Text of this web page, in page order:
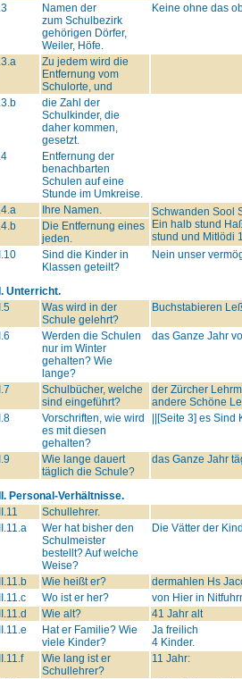
Namen der
zum Schulbezirk
gehörigen Dörfer,
Weiler, Höfe.
Keine ohne das
Zu jedem wird die
Entfernung vom
Schulorte, und
die Zahl der
Schulkinder, die
daher kommen,
gesetzt.
Entfernung der
benachbarten
Schulen auf eine
Stunde im Umkreise.
Ihre Namen.
Schwanden Sool
Ein halb stund
stund und Mitlödi
Die Entfernung eines
jeden.
Sind die Kinder in
Klassen geteilt?
Nein unser
Unterricht.
Was wird in der
Schule gelehrt?
Buchstabieren
Werden die Schulen
nur im Winter
gehalten? Wie
lange?
das Ganze Jahr
Schulbücher, welche
sind eingeführt?
der Zürcher
andere Schöne
Vorschriften, wie wird
es mit diesen
gehalten?
||[Seite 3] es Sind
Wie lange dauert
täglich die Schule?
das Ganze Jahr
Personal-Verhältnisse.
Schullehrer.
Wer hat bisher den
Schulmeister
bestellt? Auf welche
Weise?
Die Vätter der
Wie heißt er?
dermahlen Hs
Wo ist er her?
von Hier in
Wie alt?
41 Jahr alt
Hat er Familie? Wie
viele Kinder?
Ja freilich
4 Kinder.
Wie lang ist er
Schullehrer?
11 Jahr: